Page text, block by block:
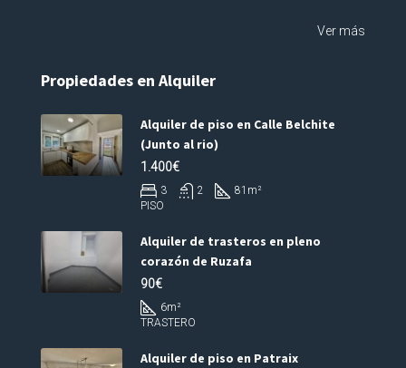
Ver más
Propiedades en Alquiler
Alquiler de piso en Calle Belchite
(Junto al rio)
1.400€
3 2 81 m²
PISO
Alquiler de trasteros en pleno
corazón de Ruzafa
90€
6m²
TRASTERO
Alquiler de piso en Patraix